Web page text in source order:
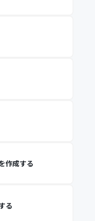
作成する
る